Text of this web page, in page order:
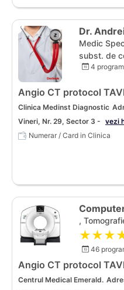
Dr.
Medic
subst. de
4
Angio CT protocol
Clinica Medinst Diagnostic
Vineri, Nr. 29, Sector 3 - vezi
Numerar / Card in Clinica
,
46
Angio CT protocol
Centrul Medical Emerald.